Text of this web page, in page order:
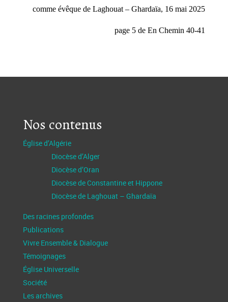
comme évêque de Laghouat – Ghardaïa, 16 mai 2025
page 5 de En Chemin 40-41
Nos contenus
Église d’Algérie
Diocèse d’Alger
Diocèse d’Oran
Diocèse de Constantine et Hippone
Diocèse de Laghouat – Ghardaïa
Des racines profondes
Publications
Vivre Ensemble & Dialogue
Témoignages
Église Universelle
Société
Les archives